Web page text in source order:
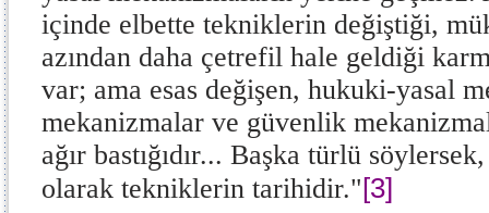
içinde elbette tekniklerin değiştiği,
azından daha çetrefil hale geldiği
var; ama esas değişen, hukuki-yasal
mekanizmalar ve güvenlik
ağır bastığıdır... Başka türlü
olarak tekniklerin tarihidir."[3]